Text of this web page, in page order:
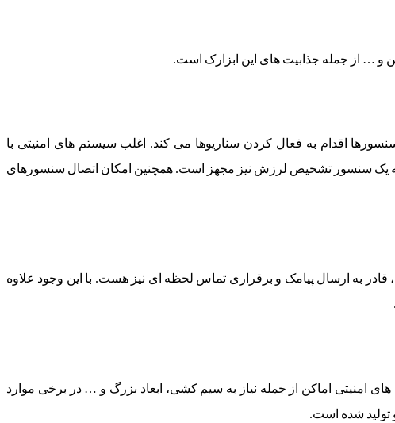
و … از جمله جذابیت های این ابزارک است.
اقدام به فعال کردن سناریوها می کند. اغلب سیستم های امنیتی با
به یک سنسور تشخیص لرزش نیز مجهز است. همچنین امکان اتصال سنسورهای
به ارسال پیامک و برقراری تماس لحظه ای نیز هست. با این وجود علاوه
امنیتی اماکن از جمله نیاز به سیم کشی، ابعاد بزرگ و … در برخی موارد
تولید شده است.